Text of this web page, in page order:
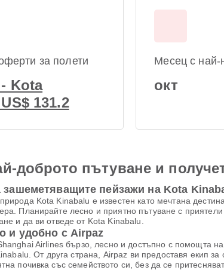
за полети
Kota
131.2
Месец с най-
окт
доброто пътуване и
зашеметяващите пейзажи на Kota
Kota Kinabalu е известен като мечтана
Планирайте лесно и приятно пътуване с
и да ви отведе от Kota Kinabalu.
и удобно с Airpaz
Airlines бързо, лесно и достъпно с помощта
От друга страна, Airpaz ви предоставя екип
почивка със семейството си, без да се